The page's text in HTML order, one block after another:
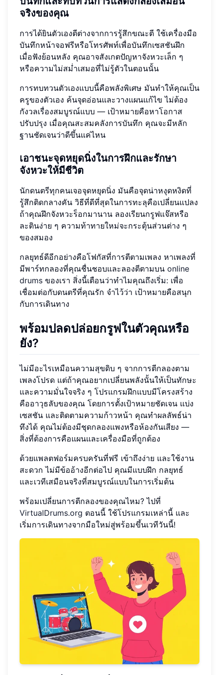
จริงของคุณ
การได้ยินตัวเองตีต่างจากการรู้สึกขณะตี ใช้เครื่องมือ
บันทึกหน้าจอฟรีหรือโทรศัพท์เพื่อบันทึกเซสชันฝึก
เมื่อฟังย้อนหลัง คุณอาจสังเกตปัญหาจังหวะเล็ก ๆ
หรือความไม่สม่ำเสมอที่ไม่รู้ตัวในตอนนั้น
การทบทวนตัวเองแบบนี้คือพลังพิเศษ มันทำให้คุณเป็น
ครูของตัวเอง ค้นจุดอ่อนและวางแผนแก้ไข ไม่ต้อง
กังวลเรื่องสมบูรณ์แบบ — เป้าหมายคือหาโอกาส
ปรับปรุง เมื่อคุณสะสมคลังการบันทึก คุณจะมีหลัก
ฐานชัดเจนว่าดีขึ้นแค่ไหน
เอาชนะจุดหยุดนิ่งในการฝึกและรักษา
จังหวะให้มีชีวิต
นักดนตรีทุกคนเจอจุดหยุดนิ่ง มันคือจุดน่าหงุดหงิดที่
รู้สึกติดกลางคัน วิธีที่ดีที่สุดในการทะลุคือเปลี่ยนแปลง
ถ้าคุณฝึกจังหวะร็อกมานาน ลองเรียนกรูฟแจ๊สหรือ
ละตินง่าย ๆ ความท้าทายใหม่จะกระตุ้นส่วนต่าง ๆ
ของสมอง
กลยุทธ์ดีอีกอย่างคือโฟกัสที่การตีตามเพลง หาเพลงที่
มีพาร์ทกลองที่คุณชื่นชอบและลองตีตามบน online
drums ของเรา สิ่งนี้เตือนว่าทำไมคุณถึงเริ่ม: เพื่อ
เชื่อมต่อกับดนตรีที่คุณรัก จำไว้ว่า เป้าหมายคือสนุก
กับการเดินทาง
พร้อมปลดปล่อยกรูฟในตัวคุณหรือ
ยัง?
ไม่มีอะไรเหมือนความสุขดิบ ๆ จากการตีกลองตาม
เพลงโปรด แต่ถ้าคุณอยากเปลี่ยนพลังนั้นให้เป็นทักษะ
และความมั่นใจจริง ๆ โปรแกรมฝึกแบบมีโครงสร้าง
คืออาวุธลับของคุณ โดยการตั้งเป้าหมายชัดเจน แบ่ง
เซสชัน และติดตามความก้าวหน้า คุณทำผลลัพธ์น่า
ทึงได้ คุณไม่ต้องมีชุดกลองแพงหรือห้องกันเสียง —
สิ่งที่ต้องการคือแผนและเครื่องมือที่ถูกต้อง
ด้วยแพลตฟอร์มครบครันที่ฟรี เข้าถึงง่าย และใช้งาน
สะดวก ไม่มีข้ออ้างอีกต่อไป คุณมีแบบฝึก กลยุทธ์
และเวทีเสมือนจริงที่สมบูรณ์แบบในการเริ่มต้น
พร้อมเปลี่ยนการตีกลองของคุณไหม? ไปที่
VirtualDrums.org ตอนนี้ ใช้โปรแกรมเหล่านี้ และ
เริ่มการเดินทางจากมือใหม่สู่พร้อมขึ้นเวทีวันนี้!